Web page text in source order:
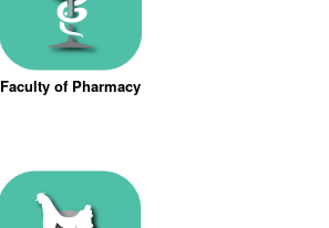
Faculty of Pharmacy